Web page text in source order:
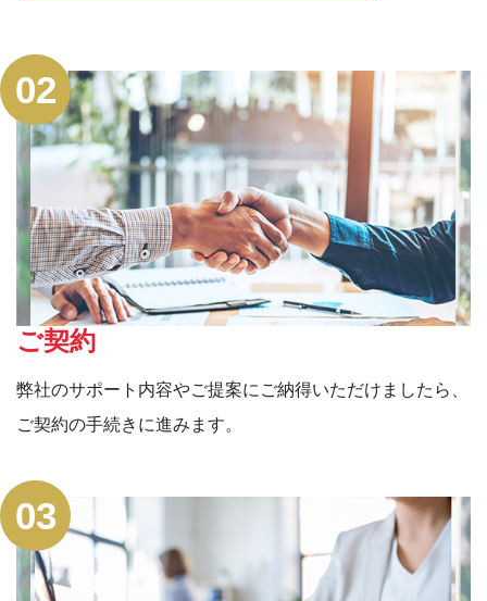
02
ご契約
弊社のサポート内容やご提案にご納得いただけましたら、
ご契約の手続きに進みます。
03